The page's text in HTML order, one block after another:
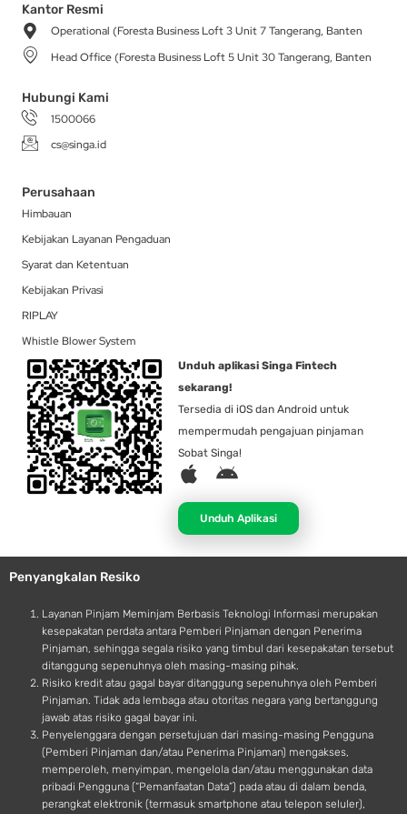
a
g
r
a
m
b
o
-
t
r
i
Kantor Resmi
Operational (Foresta Business Loft 3 Unit 7 Tangerang, Banten
Head Office (Foresta Business Loft 5 Unit 30 Tangerang, Banten
Hubungi Kami
1500066
cs@singa.id
Perusahaan
Himbauan
Kebijakan Layanan Pengaduan
Syarat dan Ketentuan
Kebijakan Privasi
RIPLAY
Whistle Blower System
Unduh aplikasi Singa Fintech
sekarang!
Tersedia di iOS dan Android untuk
mempermudah pengajuan pinjaman
Sobat Singa!
A
p
l
e
A
d
r
o
d
Unduh Aplikasi
Penyangkalan Resiko
Layanan Pinjam Meminjam Berbasis Teknologi Informasi merupakan
kesepakatan perdata antara Pemberi Pinjaman dengan Penerima
Pinjaman, sehingga segala risiko yang timbul dari kesepakatan tersebut
ditanggung sepenuhnya oleh masing-masing pihak.
Risiko kredit atau gagal bayar ditanggung sepenuhnya oleh Pemberi
Pinjaman. Tidak ada lembaga atau otoritas negara yang bertanggung
jawab atas risiko gagal bayar ini.
Penyelenggara dengan persetujuan dari masing-masing Pengguna
(Pemberi Pinjaman dan/atau Penerima Pinjaman) mengakses,
memperoleh, menyimpan, mengelola dan/atau menggunakan data
pribadi Pengguna (“Pemanfaatan Data”) pada atau di dalam benda,
perangkat elektronik (termasuk smartphone atau telepon seluler),